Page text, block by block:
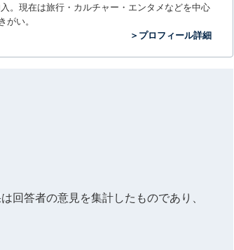
。現在は旅行・カルチャー・エンタメなどを中心
い。
＞プロフィール詳細
回答者の意見を集計したものであり、